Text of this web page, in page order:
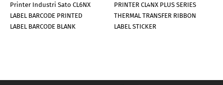
Printer Industri Sato CL6NX
PRINTER CL4NX PLUS SERIES
LABEL BARCODE PRINTED
THERMAL TRANSFER RIBBON
LABEL BARCODE BLANK
LABEL STICKER